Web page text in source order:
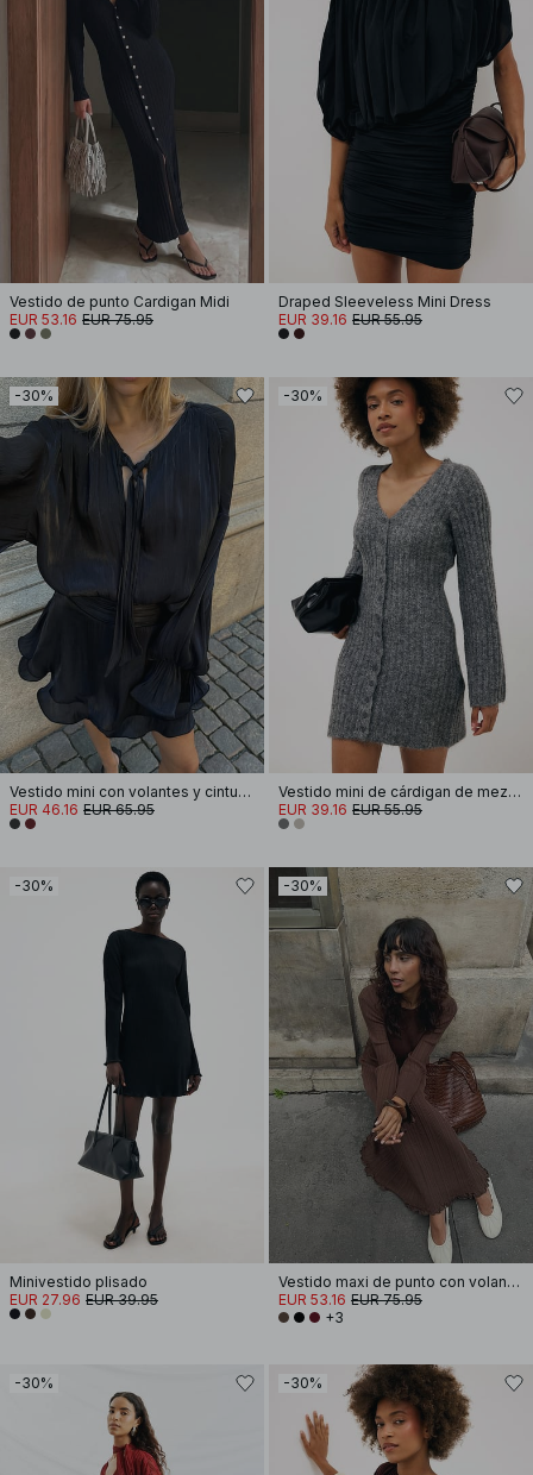
Vestido de punto Cardigan Midi
EUR 53.16 EUR 75.95
Draped Sleeveless Mini Dress
EUR 39.16 EUR 55.95
-30%
Vestido mini con volantes y cintura con volantes
EUR 46.16 EUR 65.95
-30%
Vestido mini de cárdigan de mezcla de lana tejida
EUR 39.16 EUR 55.95
-30%
Minivestido plisado
EUR 27.96 EUR 39.95
-30%
Vestido maxi de punto con volantes y cuello redondo
EUR 53.16 EUR 75.95
+3
-30% -30%